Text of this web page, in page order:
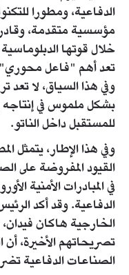
الدفاعية، ومطورا
مؤسسية متقدمة،
خلال قوتها
تعد أهم "فاعل محوري"
وفي هذا السياق، لا تعد
بشكل ملموس في إنتاجه
للمستقبل داخل الناتو.
وفي هذا الإطار، يتمثل
القيود المفروضة على
في المبادرات الأمنية
الدفاعية. وقد أكد
الخارجية هاكان
تصريحاتهم الأخيرة، أن
الصناعات الدفاعية